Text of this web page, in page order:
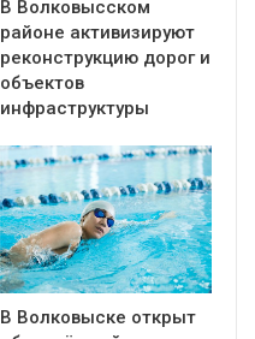
В Волковысском
районе активизируют
реконструкцию дорог и
объектов
инфраструктуры
В Волковыске открыт